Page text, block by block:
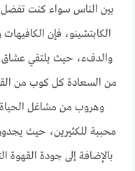
بين الناس سواء كنت تفضل
الكابتشينو، فإن
والدفء، حيث يلتقي عشاق
من السعادة كل كوب من
وهروب من مشاغل
محببة للكثيرين، حيث
بالإضافة إلى جودة